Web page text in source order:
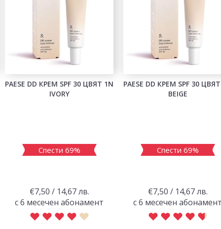
PAESE DD КРЕМ SPF 30 ЦВЯТ 1N
IVORY
Спести 69%
€7,50 / 14,67 лв.
с 6 месечен абонамент
PAESE DD КРЕМ SPF 30
BEIGE
Спести 69%
€7,50 / 14,67 лв.
с 6 месечен